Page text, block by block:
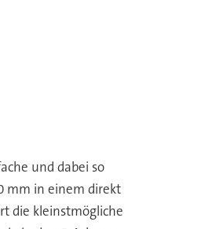
und dabei so
mm in einem direkt
die kleinstmögliche